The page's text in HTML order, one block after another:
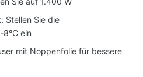
Stellen Sie die
ein
mit Noppenfolie für bessere